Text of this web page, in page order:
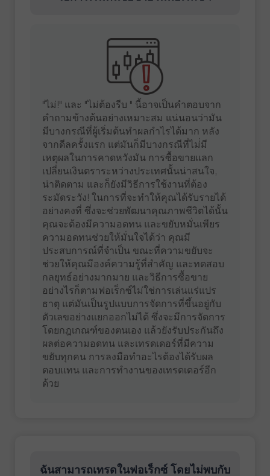
"ไม่!" และ "ไม่ต้องรีบ " นี้อาจเป็นคำตอบจาก
คำถามข้างต้นอย่างเหมาะสม แน่นอนว่ามัน
มีบางกรณีที่ผู้เริ่มต้นทำผลกำไรได้มาก หลัง
จากดีลครั้งแรก แต่มันก็มีบางกรณีที่ไม่่มี
เหตุผลในการคาดหวังมัน การซื้อขายแลก
เปลี่ยนเงินตราระหว่างประเทศนั้นน่าสนใจ,
น่าติดตาม และก็ยังมีวิธีการใช้งานที่ต้อง
ระมัดระวัง! ในการที่จะทำให้คุณได้รับรายได้
อย่างคงที่ ซึ่งจะช่วยพัฒนาคุณภาพชีวิตได้นั้น
คุณจะต้องมีความอดทน และขยับหมั่นเพียร
ความอดทนช่วยให้มั่นใจได้ว่า คุณมี
ประสบการณ์ที่จำเป็น ขณะที่ความขยับจะ
ช่วยให้คุณมีองค์ความรู้ที่สำคัญ และทดสอบ
กลยุทธ์อย่างมากมาย และวิธีการซื้อขาย
อย่างไรก็ตามฟอเร็กซ์ไม่ใช่การเล่นแร่แปร
ธาตุ แต่มันเป็นรูปแบบการจัดการที่ขึ้นอยู่กับ
ตัวเลขอย่างแยกออกไม่ได้ ซึ่งจะมีการจัดการ
โดยกฎเกณฑ์ของตนเอง แล้วยังรับประกันถึง
ผลต่อความอดทน และเทรดเดอร์ที่มีความ
ขยับทุกคน การลงมือทำอะไรต้องได้รับผล
ตอบแทน และการทำงานของเทรดเดอร์อีก
ด้วย
ฉันสามารถเทรดในฟอเร็กซ์ โดยไม่พบกับ